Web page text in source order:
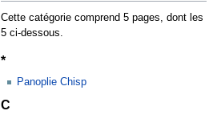
Cette catégorie comprend 5 pages, dont les
5 ci-dessous.
*
Panoplie Chisp
C